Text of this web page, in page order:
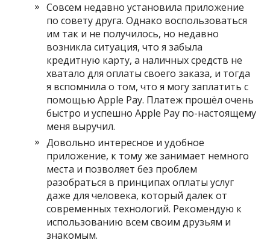
Совсем недавно установила приложение
по совету друга. Однако воспользоваться
им так и не получилось, но недавно
возникла ситуация, что я забыла
кредитную карту, а наличных средств не
хватало для оплаты своего заказа, и тогда
я вспомнила о том, что я могу заплатить с
помощью Apple Pay. Платеж прошёл очень
быстро и успешно Apple Pay по-настоящему
меня выручил.
Довольно интересное и удобное
приложение, к тому же занимает немного
места и позволяет без проблем
разобраться в принципах оплаты услуг
даже для человека, который далек от
современных технологий. Рекомендую к
использованию всем своим друзьям и
знакомым.